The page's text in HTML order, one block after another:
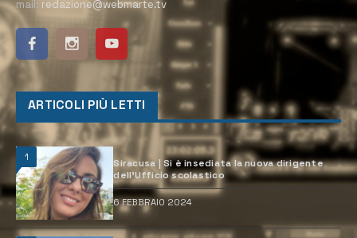
mail: redazione@webmarte.tv
ARTICOLI PIÙ LETTI
1
Siracusa | Si è insediata la nuova dirigente
dell’Ufficio scolastico
6 FEBBRAIO 2024